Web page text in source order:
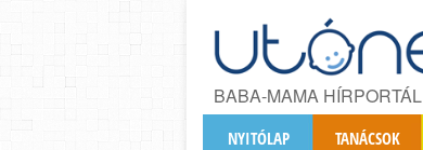
BABA-MAMA HÍRPORTÁL
NYITÓLAP TANÁCSOK